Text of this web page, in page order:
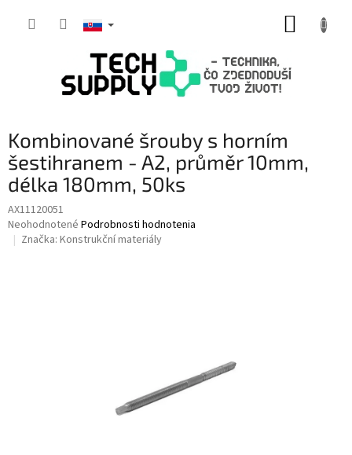
Kombinované šrouby s horním
šestihranem - A2, průměr 10mm,
délka 180mm, 50ks
AX11120051
Priemerné
hodnotenie
Neohodnotené Podrobnosti hodnotenia
Značka: Konstrukční materiály